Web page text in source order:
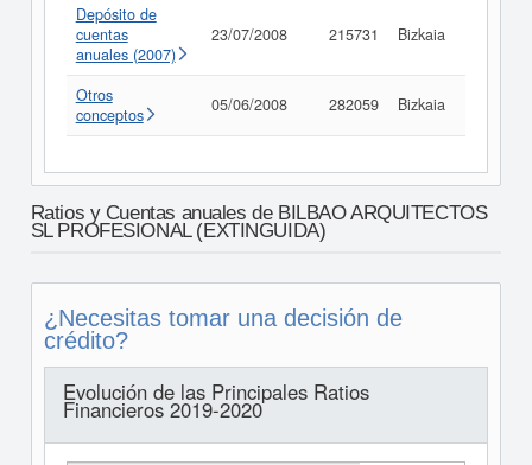
Depósito de
cuentas
anuales (2007)
23/07/2008 215731 Bizkaia
Otros
conceptos
05/06/2008 282059 Bizkaia
Ratios y Cuentas anuales de BILBAO ARQUITECTOS
SL PROFESIONAL (EXTINGUIDA)
¿Necesitas tomar una decisión de
crédito?
Evolución de las Principales Ratios
Financieros 2019-2020